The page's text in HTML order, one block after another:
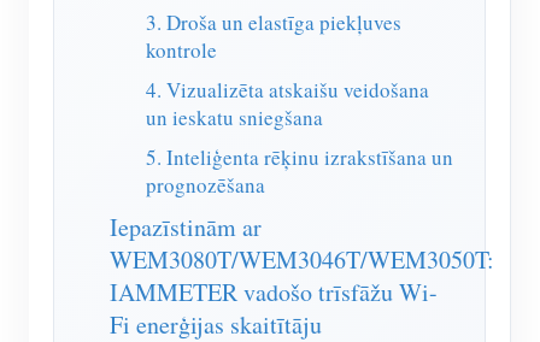
Mājas automatizācija
Rūpnīcas enerģijas uzraudzība
Dokuments
FAQ
Jaunumi
Blogi
Izstrādātājs
Atlīdzības programma
Sazināties
Par mums
3. Droša un elastīga piekļuves
kontrole
4. Vizualizēta atskaišu veidošana
un ieskatu sniegšana
5. Inteliģenta rēķinu izrakstīšana un
prognozēšana
Iepazīstinām ar
WEM3080T/WEM3046T/WEM3050T:
IAMMETER vadošo trīsfāžu Wi-
Fi enerģijas skaitītāju